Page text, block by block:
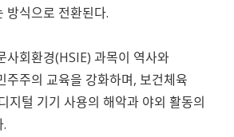
방식으로 전환된다.
사회환경(HSIE) 과목이 역사와
주주의 교육을 강화하며, 보건체육
지털 기기 사용의 해악과 야외 활동의